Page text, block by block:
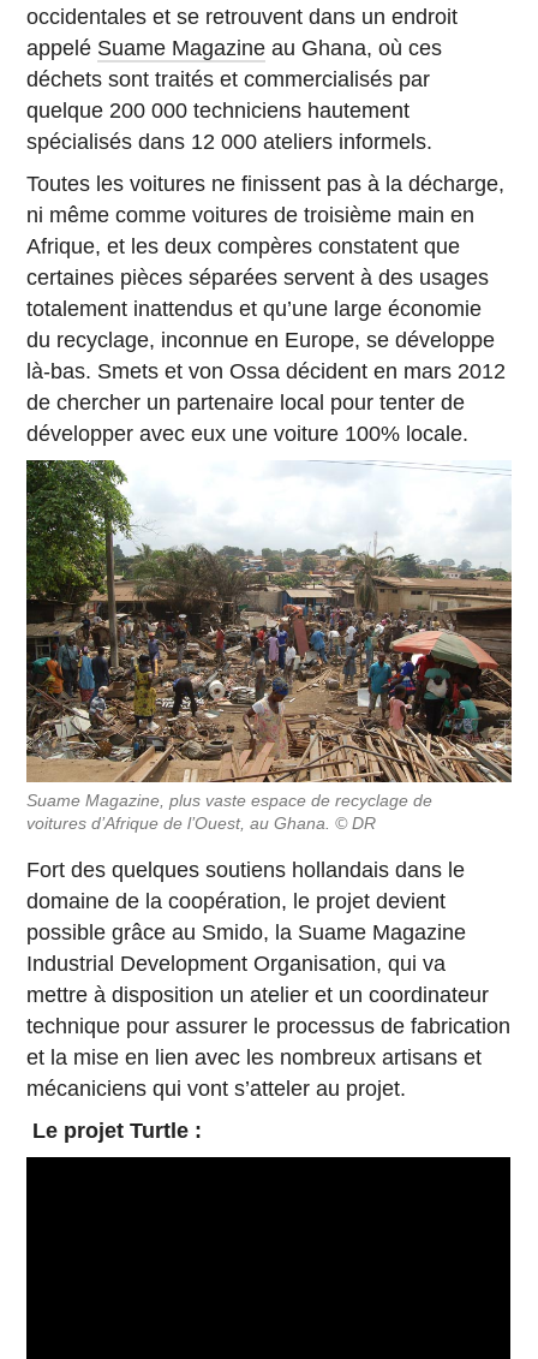
occidentales et se retrouvent dans un endroit
appelé Suame Magazine au Ghana, où ces
déchets sont traités et commercialisés par
quelque 200 000 techniciens hautement
spécialisés dans 12 000 ateliers informels.
Toutes les voitures ne finissent pas à la décharge,
ni même comme voitures de troisième main en
Afrique, et les deux compères constatent que
certaines pièces séparées servent à des usages
totalement inattendus et qu’une large économie
du recyclage, inconnue en Europe, se développe
là-bas. Smets et von Ossa décident en mars 2012
de chercher un partenaire local pour tenter de
développer avec eux une voiture 100% locale.
Suame Magazine, plus vaste espace de recyclage de
voitures d’Afrique de l’Ouest, au Ghana. © DR
Fort des quelques soutiens hollandais dans le
domaine de la coopération, le projet devient
possible grâce au Smido, la Suame Magazine
Industrial Development Organisation, qui va
mettre à disposition un atelier et un coordinateur
technique pour assurer le processus de fabrication
et la mise en lien avec les nombreux artisans et
mécaniciens qui vont s’atteler au projet.
Le projet Turtle :